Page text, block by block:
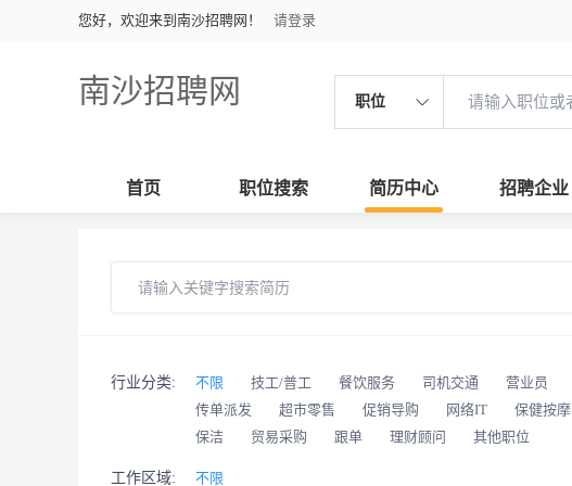
您好，欢迎来到南沙招聘网！ 请登录
南沙招聘网 职位
首页 职位搜索 简历中心 招聘企业
行业分类: 不限 技工/普工 餐饮服务 司机交通 营业员
传单派发
超市零售 促销导购 网络IT 保健按摩
保洁
贸易采购 跟单 理财顾问 其他职位
工作区域: 不限